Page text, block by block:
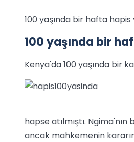
100 yaşında bir hafta hapis
100 yaşında bir
Kenya'da 100 yaşında bir
hapse atılmıştı.
ancak mahkemenin